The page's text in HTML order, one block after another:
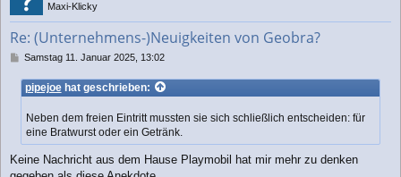
Maxi-Klicky
Re: (Unternehmens-)Neuigkeiten von Geobra?
B
i
t
Samstag 11. Januar 2025, 13:02
pipejoehat geschrieben:
Neben dem freien Eintritt mussten sie sich schließlich entscheiden: für
eine Bratwurst oder ein Getränk.
Keine Nachricht aus dem Hause Playmobil hat mir mehr zu denken